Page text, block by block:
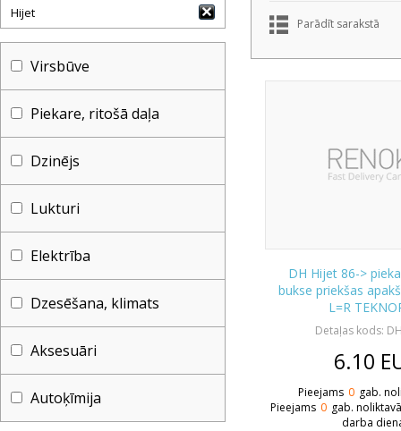
Hijet
Virsbūve
Piekare, ritošā daļa
Dzinējs
Lukturi
Elektrība
Dzesēšana, klimats
Aksesuāri
Autoķīmija
Parādīt sarakstā
DH Hijet 86->
bukse priekšas
L=R
Detaļas kods:
6.10
Pieejams 0 gab.
Pieejams 0 gab.
darba